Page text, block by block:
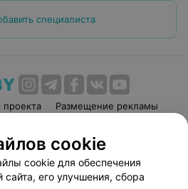
специалиста
проекта
Размещение рекламы
Способы оплаты
Партнеры
руководителю 103.by
cookie
cookie для обеспечения
сайта, его улучшения, сбора